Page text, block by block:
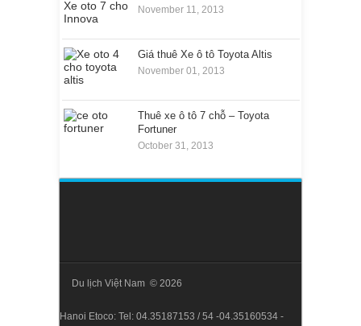
November 11, 2013
Giá thuê Xe ô tô Toyota Altis
November 01, 2013
Thuê xe ô tô 7 chỗ – Toyota
Fortuner
October 31, 2013
Du lịch Việt Nam © 2026
Hanoi Etoco: Tel: 04.35187153 / 54 -04.35160534 -